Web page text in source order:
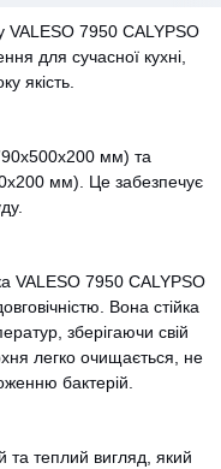
VALESO 7950 CALYPSO
для сучасної кухні,
якість.
мм) та
мм). Це забезпечує
VALESO 7950 CALYPSO
Вона стійка
зберігаючи свій
легко очищається, не
бактерій.
та теплий вигляд, який